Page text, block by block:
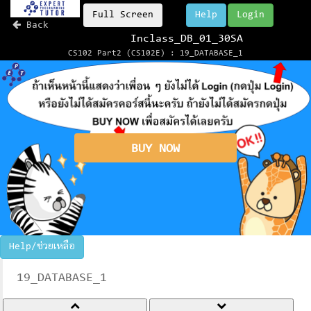
Back
Full Screen Login
Help
Inclass_DB_01_30SA
CS102 Part2 (CS102E) : 19_DATABASE_1
BUY NOW
Help/ช่วยเหลือ
19_DATABASE_1